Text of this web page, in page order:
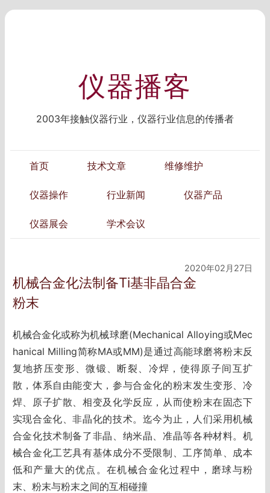
仪器播客
2003年接触仪器行业，仪器行业信息的传播者
首页 技术文章 维修维护
仪器操作 行业新闻 仪器产品
仪器展会 学术会议
2020年02月27日
机械合金化法制备Ti基非晶合金
粉末
机械合金化或称为机械球磨(Mechanical Alloying或Mec
hanical Milling简称MA或MM)是通过高能球磨将粉末反
复地挤压变形、微锻、断裂、冷焊，使得原子间互扩
散，体系自由能变大，参与合金化的粉末发生变形、冷
焊、原子扩散、相变及化学反应，从而使粉末在固态下
实现合金化、非晶化的技术。迄今为止，人们采用机械
合金化技术制备了非晶、纳米晶、准晶等各种材料。机
械合金化工艺具有基体成分不受限制、工序简单、成本
低和产量大的优点。在机械合金化过程中，磨球与粉
末、粉末与粉末之间的互相碰撞